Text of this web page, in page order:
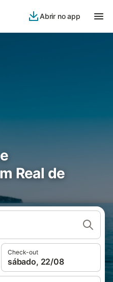
Abrir no app
Real de
Check-out
sábado, 22/08